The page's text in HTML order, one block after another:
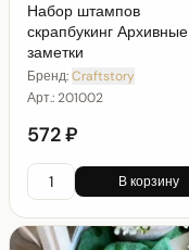
Набор штампов
скрапбукинг Архивные
заметки
Бренд:Craftstory
Арт.:201002
572 ₽
В корзину